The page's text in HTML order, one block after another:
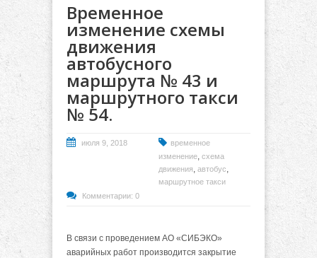
Временное
изменение схемы
движения
автобусного
маршрута № 43 и
маршрутного такси
№ 54.
июля 9, 2018
временное
изменение, схема
движения, автобус,
маршрутное такси
Комментарии: 0
В связи с проведением АО «СИБЭКО»
аварийных работ производится закрытие